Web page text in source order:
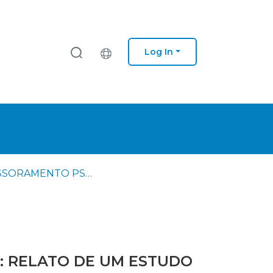
Log In
ASSESSORAMENTO PSICOPEDAGÓGICO NO ENSINO SUPERIOR: RELATO DE UM ESTUDO DE CASO
RELATO DE UM ESTUDO